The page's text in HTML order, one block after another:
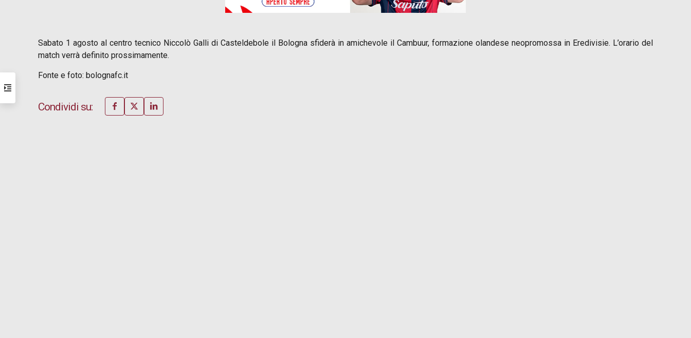
Sabato 1 agosto al centro tecnico Niccolò Galli di Casteldebole il Bologna sfiderà in amichevole il Cambuur, formazione olandese neopromossa in Eredivisie. L’orario del
match verrà definito prossimamente.
Fonte e foto: bolognafc.it
Condividi su: